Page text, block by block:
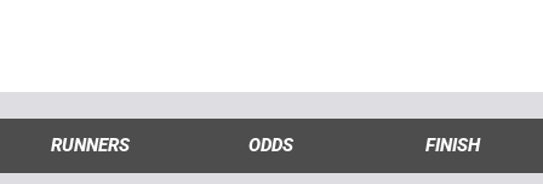
RUNNERS ODDS FINISH